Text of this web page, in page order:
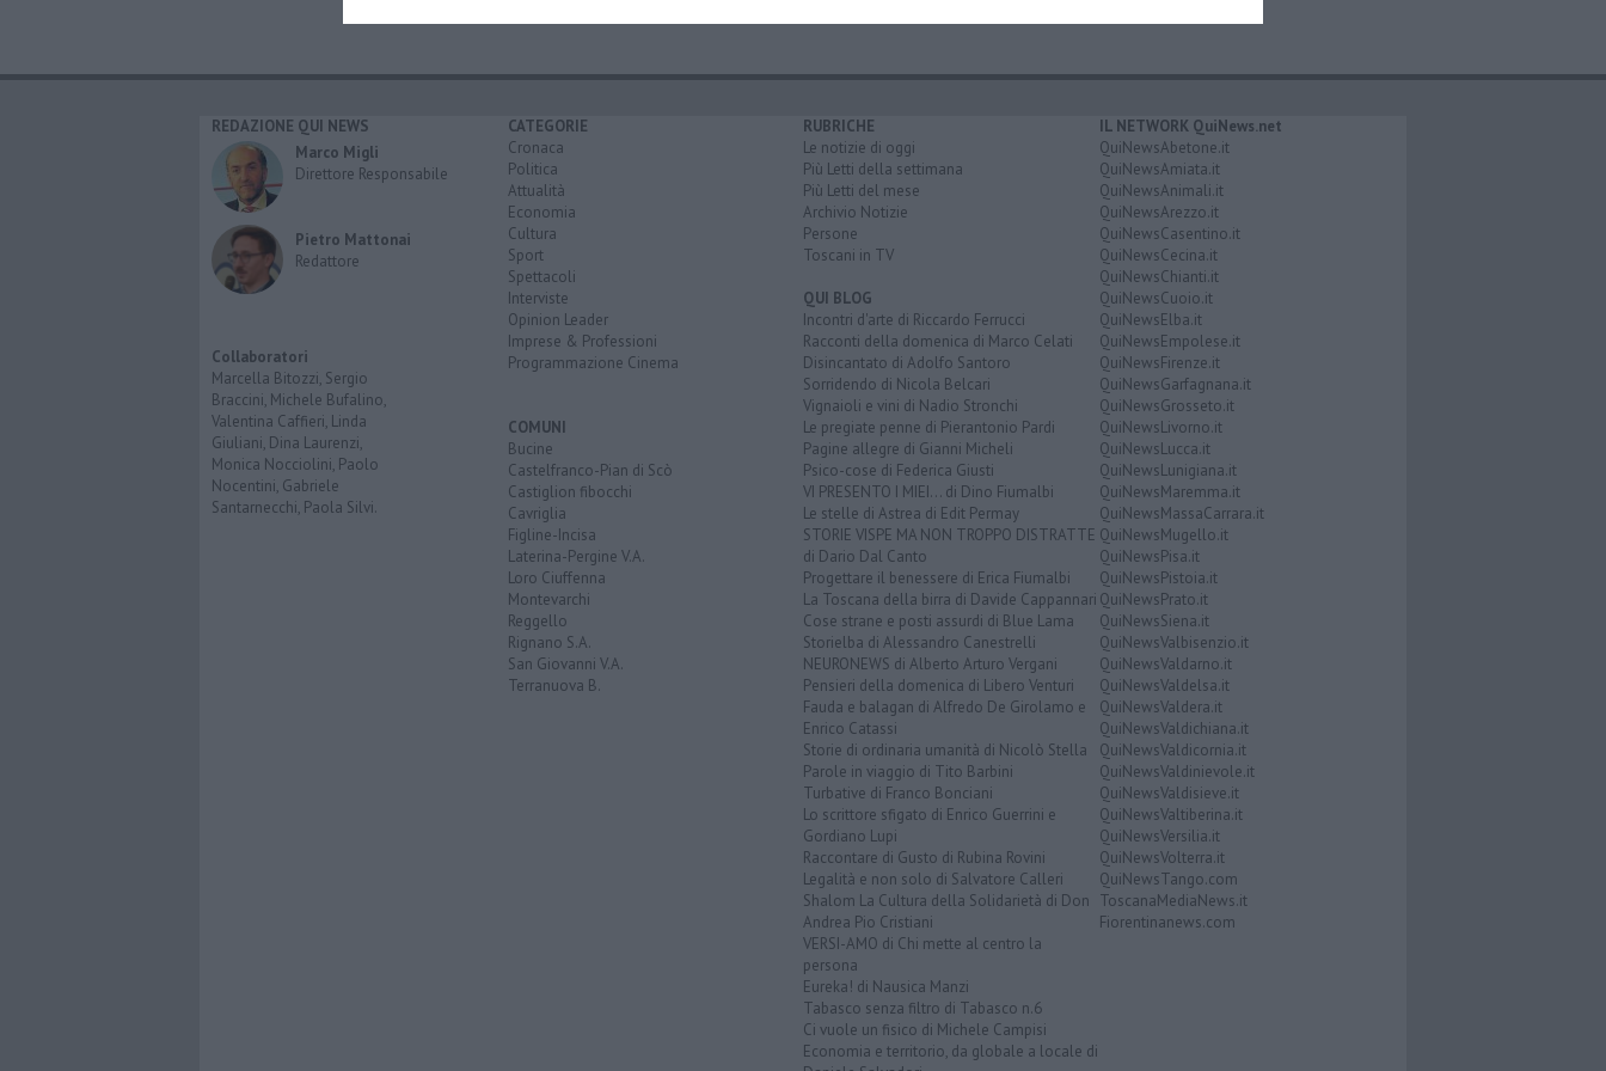
REDAZIONE QUI NEWS
Marco Migli
Direttore Responsabile
Pietro Mattonai
Redattore
Collaboratori
Marcella Bitozzi, Sergio
Braccini, Michele Bufalino,
Valentina Caffieri, Linda
Giuliani, Dina Laurenzi,
Monica Nocciolini, Paolo
Nocentini, Gabriele
Santarnecchi, Paola Silvi.
CATEGORIE
Cronaca
Politica
Attualità
Economia
Cultura
Sport
Spettacoli
Interviste
Opinion Leader
Imprese & Professioni
Programmazione Cinema
COMUNI
Bucine
Castelfranco-Pian di Scò
Castiglion fibocchi
Cavriglia
Figline-Incisa
Laterina-Pergine V.A.
Loro Ciuffenna
Montevarchi
Reggello
Rignano S.A.
San Giovanni V.A.
Terranuova B.
RUBRICHE
Le notizie di oggi
Più Letti della settimana
Più Letti del mese
Archivio Notizie
Persone
Toscani in TV
QUI BLOG
Incontri d'arte di Riccardo Ferrucci
Racconti della domenica di Marco Celati
Disincantato di Adolfo Santoro
Sorridendo di Nicola Belcari
Vignaioli e vini di Nadio Stronchi
Le pregiate penne di Pierantonio Pardi
Pagine allegre di Gianni Micheli
Psico-cose di Federica Giusti
VI PRESENTO I MIEI... di Dino Fiumalbi
Le stelle di Astrea di Edit Permay
STORIE VISPE MA NON TROPPO DISTRATTE
di Dario Dal Canto
Progettare il benessere di Erica Fiumalbi
La Toscana della birra di Davide Cappannari
Cose strane e posti assurdi di Blue Lama
Storielba di Alessandro Canestrelli
NEURONEWS di Alberto Arturo Vergani
Pensieri della domenica di Libero Venturi
Fauda e balagan di Alfredo De Girolamo e
Enrico Catassi
Storie di ordinaria umanità di Nicolò Stella
Parole in viaggio di Tito Barbini
Turbative di Franco Bonciani
Lo scrittore sfigato di Enrico Guerrini e
Gordiano Lupi
Raccontare di Gusto di Rubina Rovini
Legalità e non solo di Salvatore Calleri
Shalom La Cultura della Solidarietà di Don
Andrea Pio Cristiani
VERSI-AMO di Chi mette al centro la
persona
Eureka! di Nausica Manzi
Tabasco senza filtro di Tabasco n.6
Ci vuole un fisico di Michele Campisi
Economia e territorio, da globale a locale di
IL NETWORK QuiNews.net
QuiNewsAbetone.it
QuiNewsAmiata.it
QuiNewsAnimali.it
QuiNewsArezzo.it
QuiNewsCasentino.it
QuiNewsCecina.it
QuiNewsChianti.it
QuiNewsCuoio.it
QuiNewsElba.it
QuiNewsEmpolese.it
QuiNewsFirenze.it
QuiNewsGarfagnana.it
QuiNewsGrosseto.it
QuiNewsLivorno.it
QuiNewsLucca.it
QuiNewsLunigiana.it
QuiNewsMaremma.it
QuiNewsMassaCarrara.it
QuiNewsMugello.it
QuiNewsPisa.it
QuiNewsPistoia.it
QuiNewsPrato.it
QuiNewsSiena.it
QuiNewsValbisenzio.it
QuiNewsValdarno.it
QuiNewsValdelsa.it
QuiNewsValdera.it
QuiNewsValdichiana.it
QuiNewsValdicornia.it
QuiNewsValdinievole.it
QuiNewsValdisieve.it
QuiNewsValtiberina.it
QuiNewsVersilia.it
QuiNewsVolterra.it
QuiNewsTango.com
ToscanaMediaNews.it
Fiorentinanews.com